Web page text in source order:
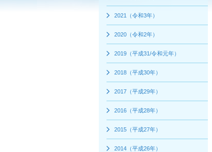
建築事例・建築実例
デザイナーズギャラリー
インテリア
住まいづくりガイド
土地活用モデルルーム見学
土地活用実例
リフォーム事例
収益不動産・投資開発事業
建築再生事業
ミサワリフォーム
IR情報
環境活動
2021（令和3年）
2020（令和2年）
2019（平成31/令和元年）
2018（平成30年）
2017（平成29年）
2016（平成28年）
2015（平成27年）
2014（平成26年）